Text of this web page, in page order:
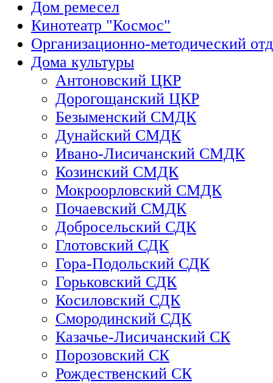
Дом ремесел
Кинотеатр "Космос"
Организационно-методический
Дома культуры
Антоновский ЦКР
Дорогощанский ЦКР
Безыменский СМДК
Дунайский СМДК
Ивано-Лисичанский СМДК
Козинский СМДК
Мокроорловский СМДК
Почаевский СМДК
Добросельский СДК
Глотовский СДК
Гора-Подольский СДК
Горьковский СДК
Косиловский СДК
Смородинский СДК
Казачье-Лисичанский СК
Порозовский СК
Рождественский СК